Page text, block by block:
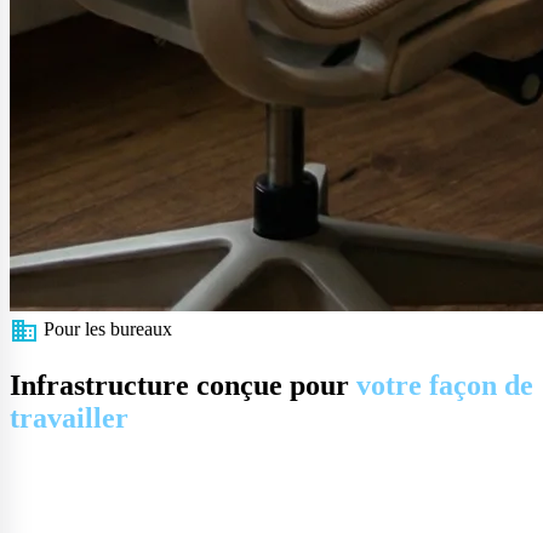
business Pour les bureaux
Infrastructure conçue pour votre façon de
travailler